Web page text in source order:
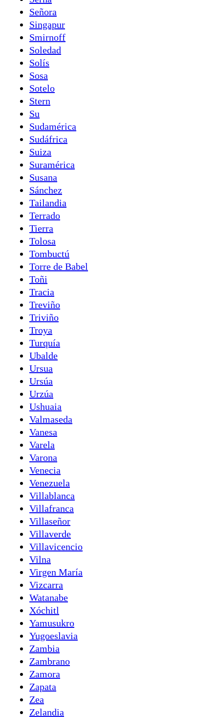
Señora
Singapur
Smirnoff
Soledad
Solís
Sosa
Sotelo
Stern
Su
Sudamérica
Sudáfrica
Suiza
Suramérica
Susana
Sánchez
Tailandia
Terrado
Tierra
Tolosa
Tombuctú
Torre de Babel
Toñi
Tracia
Treviño
Triviño
Troya
Turquía
Ubalde
Ursua
Ursúa
Urzúa
Ushuaia
Valmaseda
Vanesa
Varela
Varona
Venecia
Venezuela
Villablanca
Villafranca
Villaseñor
Villaverde
Villavicencio
Vilna
Virgen María
Vizcarra
Watanabe
Xóchitl
Yamusukro
Yugoeslavia
Zambia
Zambrano
Zamora
Zapata
Zea
Zelandia